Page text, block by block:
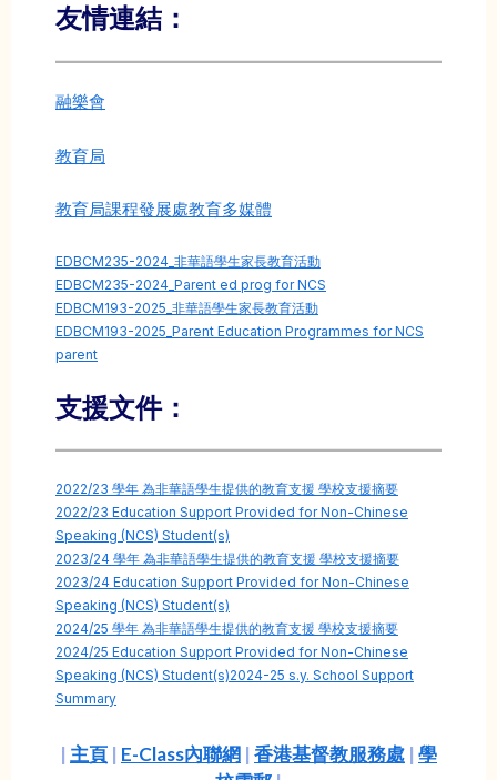
友情連結：
融樂會
教育局
教育局課程發展處教育多媒體
EDBCM235-2024_非華語學生家長教育活動
EDBCM235-2024_Parent ed prog for NCS
EDBCM193-2025_非華語學生家長教育活動
EDBCM193-2025_Parent Education Programmes for NCS
parent
支援文件：
2022/23 學年 為非華語學生提供的教育支援 學校支援摘要
2022/23 Education Support Provided for Non-Chinese
Speaking (NCS) Student(s)
2023/24 學年 為非華語學生提供的教育支援 學校支援摘要
2023/24 Education Support Provided for Non-Chinese
Speaking (NCS) Student(s)
2024/25 學年 為非華語學生提供的教育支援 學校支援摘要
2024/25 Education Support Provided for Non-Chinese
Speaking (NCS) Student(s)2024-25 s.y. School Support
Summary
| 主頁 | E-Class內聯網 | 香港基督教服務處 | 學